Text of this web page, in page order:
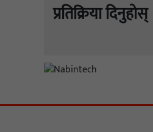
प्रतिक्रिया दिनुहोस्